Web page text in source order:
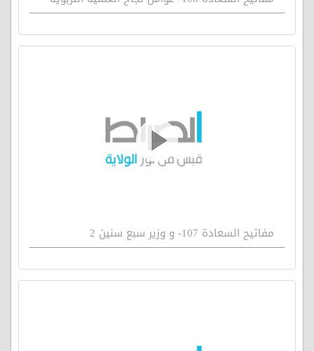
مفاتيح السعادة 107- و وزير سبع سنين 2